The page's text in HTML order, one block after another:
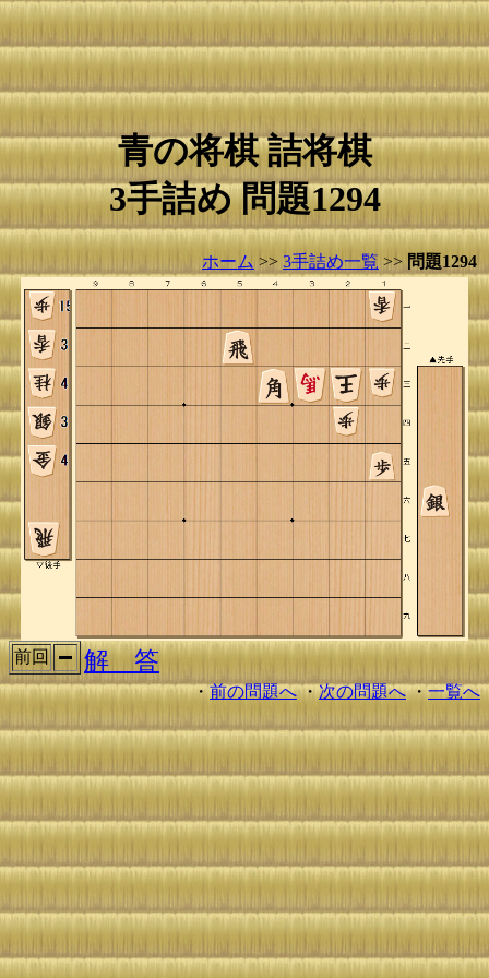
青の将棋 詰将棋
3手詰め 問題1294
ホーム >> 3手詰め一覧 >> 問題1294
前回 解 答
・前の問題へ・次の問題へ・一覧へ